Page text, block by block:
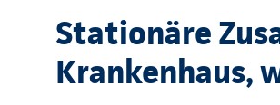
Stationäre
Krankenhaus,